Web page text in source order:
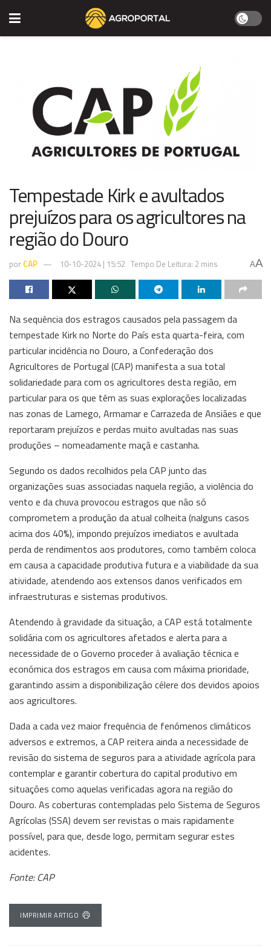
Tempestade Kirk e avultados
prejuízos para os agricultores na
região do Douro
por CAP 10-10-2024 | 15:52 Tempo De Leitura: 2 mins AA
Na sequência dos estragos causados pela passagem da
tempestade Kirk no Norte do País esta quarta-feira, com
particular incidência no Douro, a Confederação dos
Agricultores de Portugal (CAP) manifesta a sua total
solidariedade para com os agricultores desta região, em
particular para os que têm as suas explorações localizadas
nas zonas de Lamego, Armamar e Carrazeda de Ansiães e que
reportaram prejuízos e perdas muito avultadas nas suas
produções – nomeadamente maçã e castanha.
Segundo os dados recolhidos pela CAP junto das
organizações suas associadas naquela região, a violência do
vento e da chuva provocou estragos que não só
comprometem a produção da atual colheita (nalguns casos
acima dos 40%), impondo prejuízos imediatos e avultada
perda de rendimentos aos produtores, como também coloca
em causa a capacidade produtiva futura e a viabilidade da sua
atividade, atendendo aos extensos danos verificados em
infraestruturas e sistemas produtivos.
Atendendo à gravidade da situação, a CAP está totalmente
solidária com os agricultores afetados e alerta para a
necessidade de o Governo proceder à avaliação técnica e
económica dos estragos em causa com máxima prioridade,
garantindo assim a disponibilização célere dos devidos apoios
aos agricultores.
Dada a cada vez maior frequência de fenómenos climáticos
adversos e extremos, a CAP reitera ainda a necessidade de
revisão do sistema de seguros para a atividade agrícola para
contemplar e garantir cobertura do capital produtivo em
situações como aquelas verificadas agora na região do
Douro. As coberturas contempladas pelo Sistema de Seguros
Agrícolas (SSA) devem ser revistas o mais rapidamente
possível, para que, desde logo, permitam segurar estes
acidentes.
Fonte: CAP
IMPRIMIR ARTIGO